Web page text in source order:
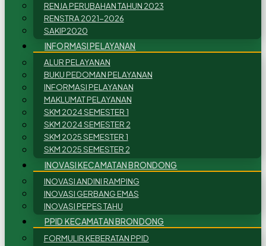
RENJA PERUBAHAN TAHUN 2023
RENSTRA 2021-2026
SAKIP2020
INFORMASI PELAYANAN
ALUR PELAYANAN
BUKU PEDOMAN PELAYANAN
INFORMASI PELAYANAN
MAKLUMAT PELAYANAN
SKM 2024 SEMESTER 1
SKM 2024 SEMESTER 2
SKM 2025 SEMESTER 1
SKM 2025 SEMESTER 2
INOVASI KECAMATAN BRONDONG
INOVASI ANDINI RAMPING
INOVASI GERBANG EMAS
INOVASI PEPES TAHU
PPID KECAMATAN BRONDONG
FORMULIR KEBERATAN PPID